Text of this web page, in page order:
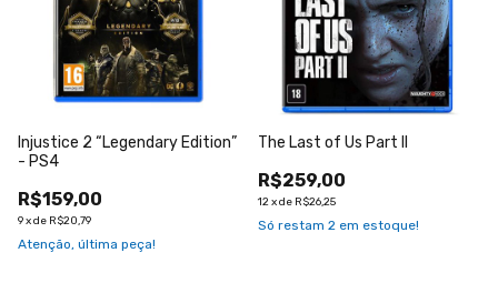
Injustice 2 “Legendary Edition”
- PS4
R$159,00
9xde R$20,79
Atenção, última peça!
The Last of Us Part II
R$259,00
12xde R$26,25
Só restam 2 em estoque!